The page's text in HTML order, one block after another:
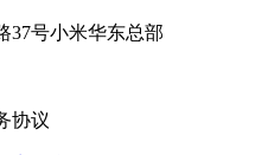
37号小米华东总部
协议